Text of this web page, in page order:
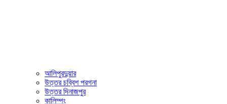
আলিপুরদুয়ার
উত্তর চব্বিশ পরগনা
উত্তর দিনাজপুর
কালিম্পং